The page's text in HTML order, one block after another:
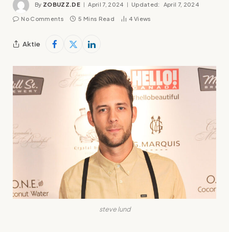
By ZOBUZZ.DE April 7, 2024 Updated: April 7, 2024
No Comments 5 Mins Read 4 Views
Aktie
steve lund